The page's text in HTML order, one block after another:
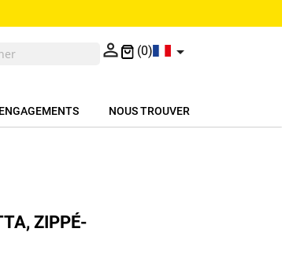
 (0) 
NOUS TROUVER
ZIPPÉ-